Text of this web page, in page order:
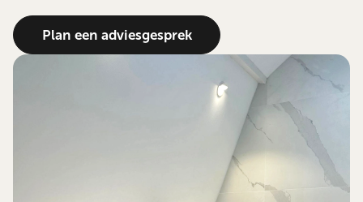
Plan een adviesgesprek